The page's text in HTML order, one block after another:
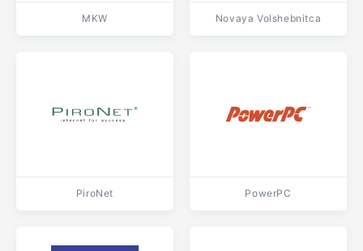
MKW Novaya Volshebnitca
PiroNet PowerPC